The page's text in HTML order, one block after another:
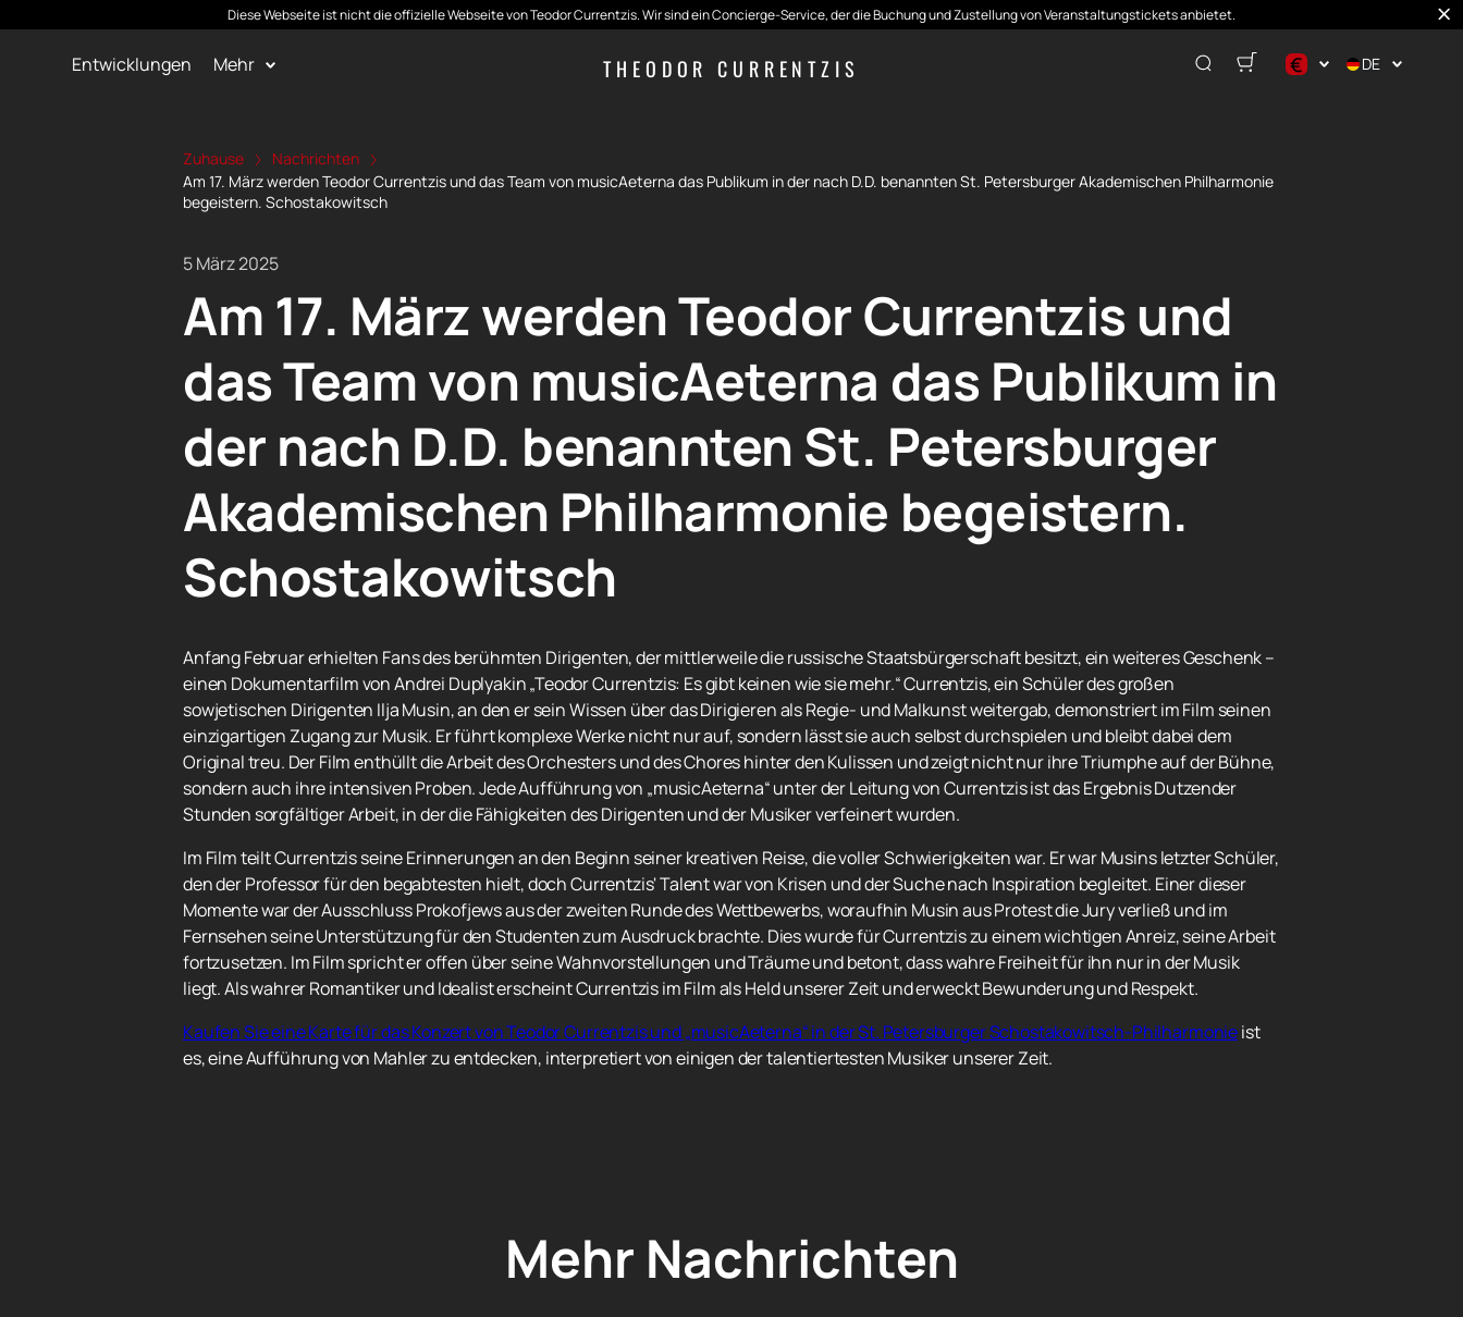
Diese Webseite ist nicht die offizielle Webseite von Teodor Currentzis. Wir sind ein Concierge-Service, der die Buchung und Zustellung von Veranstaltungstickets anbietet.
THEODOR CURRENTZIS
Entwicklungen Mehr € DE
Zuhause
Nachrichten
Am 17. März werden Teodor Currentzis und das Team von musicAeterna das Publikum in der nach D.D. benannten St. Petersburger Akademischen Philharmonie
begeistern. Schostakowitsch
5 März 2025
Am 17. März werden Teodor Currentzis und
das Team von musicAeterna das Publikum in
der nach D.D. benannten St. Petersburger
Akademischen Philharmonie begeistern.
Schostakowitsch
Anfang Februar erhielten Fans des berühmten Dirigenten, der mittlerweile die russische Staatsbürgerschaft besitzt, ein weiteres Geschenk –
einen Dokumentarfilm von Andrei Duplyakin „Teodor Currentzis: Es gibt keinen wie sie mehr.“ Currentzis, ein Schüler des großen
sowjetischen Dirigenten Ilja Musin, an den er sein Wissen über das Dirigieren als Regie- und Malkunst weitergab, demonstriert im Film seinen
einzigartigen Zugang zur Musik. Er führt komplexe Werke nicht nur auf, sondern lässt sie auch selbst durchspielen und bleibt dabei dem
Original treu. Der Film enthüllt die Arbeit des Orchesters und des Chores hinter den Kulissen und zeigt nicht nur ihre Triumphe auf der Bühne,
sondern auch ihre intensiven Proben. Jede Aufführung von „musicAeterna“ unter der Leitung von Currentzis ist das Ergebnis Dutzender
Stunden sorgfältiger Arbeit, in der die Fähigkeiten des Dirigenten und der Musiker verfeinert wurden.
Im Film teilt Currentzis seine Erinnerungen an den Beginn seiner kreativen Reise, die voller Schwierigkeiten war. Er war Musins ​​letzter Schüler,
den der Professor für den begabtesten hielt, doch Currentzis' Talent war von Krisen und der Suche nach Inspiration begleitet. Einer dieser
Momente war der Ausschluss Prokofjews aus der zweiten Runde des Wettbewerbs, woraufhin Musin aus Protest die Jury verließ und im
Fernsehen seine Unterstützung für den Studenten zum Ausdruck brachte. Dies wurde für Currentzis zu einem wichtigen Anreiz, seine Arbeit
fortzusetzen. Im Film spricht er offen über seine Wahnvorstellungen und Träume und betont, dass wahre Freiheit für ihn nur in der Musik
liegt. Als wahrer Romantiker und Idealist erscheint Currentzis im Film als Held unserer Zeit und erweckt Bewunderung und Respekt.
Kaufen Sie eine Karte für das Konzert von Teodor Currentzis und „musicAeterna“ in der St. Petersburger Schostakowitsch-Philharmonieist
es, eine Aufführung von Mahler zu entdecken, interpretiert von einigen der talentiertesten Musiker unserer Zeit.
Mehr Nachrichten